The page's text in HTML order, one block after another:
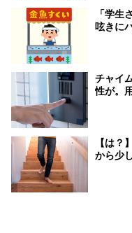
「学生
呟きに
チャイ
性が。
【は？
から少